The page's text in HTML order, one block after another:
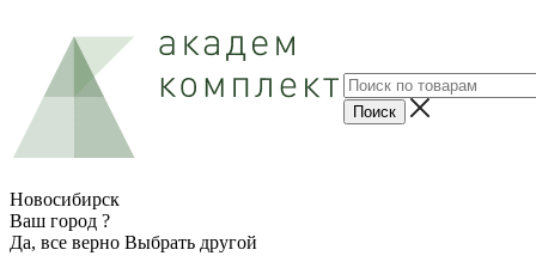
Новосибирск
Ваш город ?
Да, все верно Выбрать другой